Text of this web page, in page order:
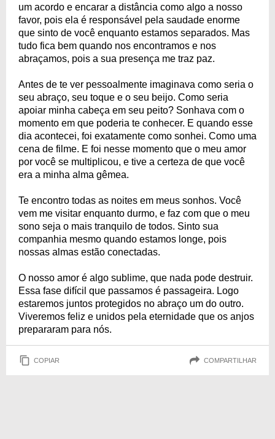
um acordo e encarar a distância como algo a nosso
favor, pois ela é responsável pela saudade enorme
que sinto de você enquanto estamos separados. Mas
tudo fica bem quando nos encontramos e nos
abraçamos, pois a sua presença me traz paz.
Antes de te ver pessoalmente imaginava como seria o
seu abraço, seu toque e o seu beijo. Como seria
apoiar minha cabeça em seu peito? Sonhava com o
momento em que poderia te conhecer. E quando esse
dia acontecei, foi exatamente como sonhei. Como uma
cena de filme. E foi nesse momento que o meu amor
por você se multiplicou, e tive a certeza de que você
era a minha alma gêmea.
Te encontro todas as noites em meus sonhos. Você
vem me visitar enquanto durmo, e faz com que o meu
sono seja o mais tranquilo de todos. Sinto sua
companhia mesmo quando estamos longe, pois
nossas almas estão conectadas.
O nosso amor é algo sublime, que nada pode destruir.
Essa fase difícil que passamos é passageira. Logo
estaremos juntos protegidos no abraço um do outro.
Viveremos feliz e unidos pela eternidade que os anjos
prepararam para nós.
COPIAR COMPARTILHAR